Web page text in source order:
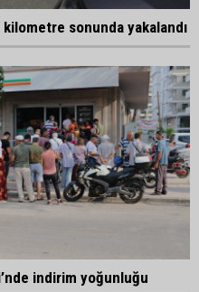
sonunda yakalandı
indirim yoğunluğu